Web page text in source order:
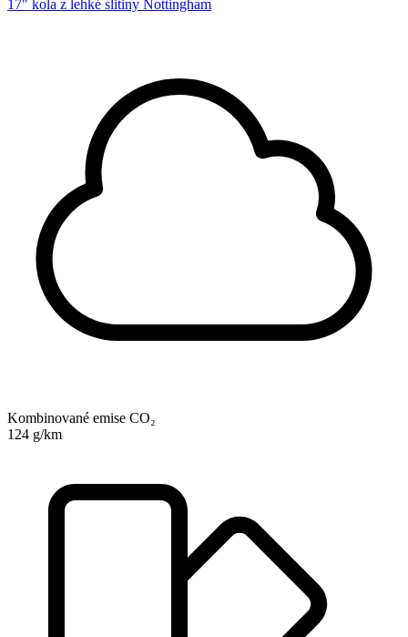
17" kola z lehké slitiny Nottingham
Kombinované emise CO₂
124 g/km